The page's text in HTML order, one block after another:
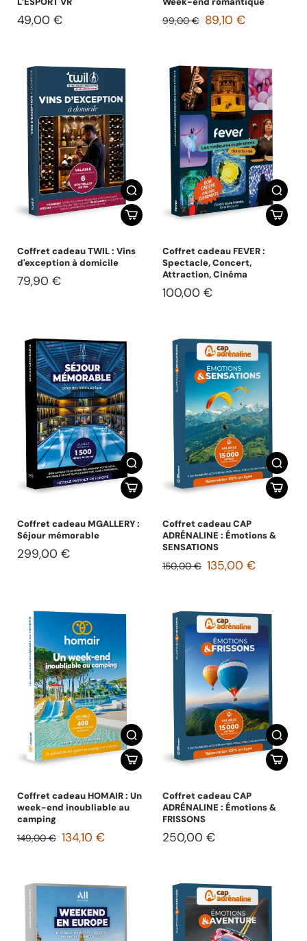
49,00 € 99,00 € 89,10 €
Coffret cadeau TWIL : Vins
d'exception à domicile
79,90 €
Coffret cadeau FEVER :
Spectacle, Concert,
Attraction, Cinéma
100,00 €
Coffret cadeau MGALLERY :
Séjour mémorable
299,00 €
Coffret cadeau CAP
ADRÉNALINE : Émotions &
SENSATIONS
150,00 € 135,00 €
Coffret cadeau HOMAIR : Un
week-end inoubliable au
camping
149,00 € 134,10 €
Coffret cadeau CAP
ADRÉNALINE : Émotions &
FRISSONS
250,00 €